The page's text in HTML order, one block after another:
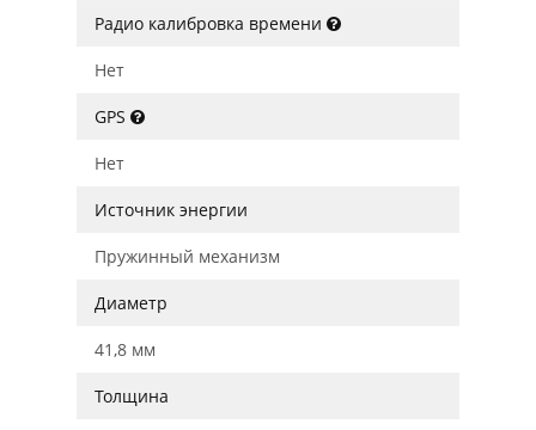
Радио калибровка времени
Нет
GPS
Нет
Источник энергии
Пружинный механизм
Диаметр
41,8 мм
Толщина